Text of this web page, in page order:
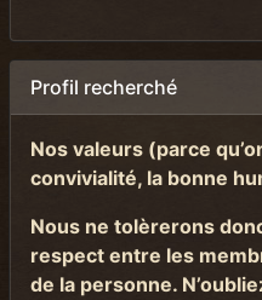
Profil recherché
Nos valeurs (parce
convivialité, la bonne
Nous ne tolèrerons
respect entre les
de la personne.